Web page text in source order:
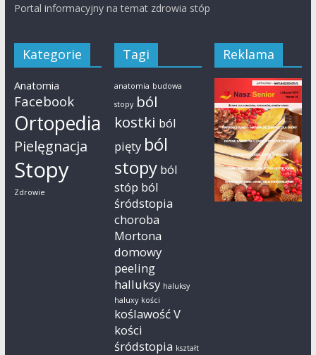
Portal informacyjny na temat zdrowia stóp
Kategorie
Anatomia
Facebook
Ortopedia
Pielęgnacja
Stopy
Zdrowie
Tagi
anatomia budowa
stopy ból
kostki ból
pięty ból
stopy ból
stóp ból
śródstopia
choroba
Mortona
domowy
peeling
halluksy haluksy
haluxy kości
koślawość V
kości
śródstopia kształt
Reklama